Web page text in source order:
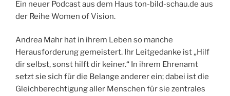
Ein neuer Podcast aus dem Haus ton-bild-schau.de aus
der Reihe Women of Vision.
Andrea Mahr hat in ihrem Leben so manche
Herausforderung gemeistert. Ihr Leitgedanke ist „Hilf
dir selbst, sonst hilft dir keiner.“ In ihrem Ehrenamt
setzt sie sich für die Belange anderer ein; dabei ist die
Gleichberechtigung aller Menschen für sie zentrales